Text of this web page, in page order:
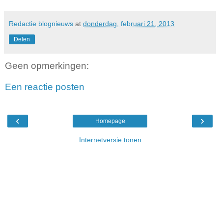
Redactie blognieuws at donderdag, februari 21, 2013
Delen
Geen opmerkingen:
Een reactie posten
‹ ›
Homepage
Internetversie tonen